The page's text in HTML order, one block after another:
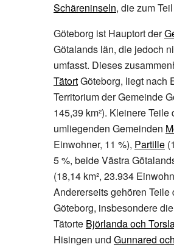
Schäreninseln, die zum
Göteborg ist Hauptort der
Götalands län, die jedoch
umfasst. Dieses
TätortGöteborg, liegt nach
Territorium der Gemeinde
145,39 km²). Kleinere
umliegenden Gemeinden
Einwohner, 11 %), Partille
5%, beide Västra
(18,14 km², 23.934
Andererseits gehören
Göteborg, insbesondere
Tätorte Björlanda och
Hisingen und Gunnared